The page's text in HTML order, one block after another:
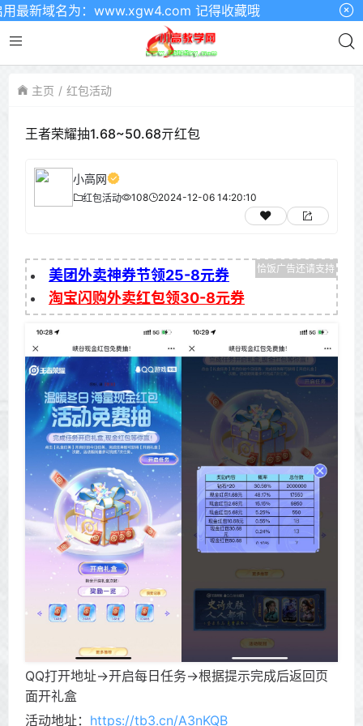
新域名为：www.xgw4.com 记得收藏哦
主页 红包活动
王者荣耀抽1.68~50.68亓红包
小高网
红包活动 108 2024-12-06 14:20:10
美团外卖神券节领25-8元券
淘宝闪购外卖红包领30-8元券
QQ打开地址->开启每日任务->根据提示完成后返回页
面开礼盒
活动地址： https://tb3.cn/A3nKQB